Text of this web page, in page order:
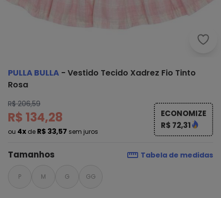
PULLA BULLA - Vestido Tecido Xadrez Fio Tinto
Rosa
R$ 206,59
R$ 134,28
ou 4x de R$ 33,57 sem juros
ECONOMIZE
R$ 72,31
Tamanhos Tabela de medidas
P M G GG